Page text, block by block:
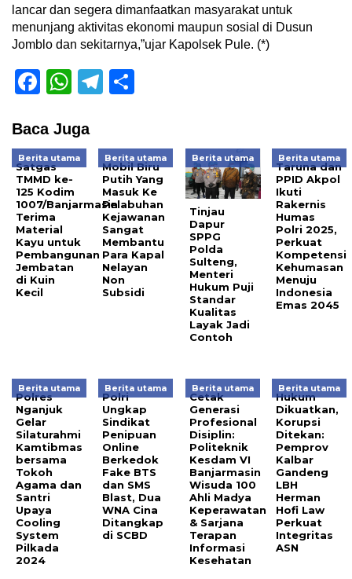
lancar dan segera dimanfaatkan masyarakat untuk
menunjang aktivitas ekonomi maupun sosial di Dusun
Jomblo dan sekitarnya,”ujar Kapolsek Pule. (*)
Facebook
WhatsApp
Telegram
Baca Juga
Berita utama
Satgas
TMMD ke-
125 Kodim
1007/Banjarmasin
Terima
Material
Kayu untuk
Pembangunan
Jembatan
di Kuin
Kecil
Berita utama
Mobil Biru
Putih Yang
Masuk Ke
Pelabuhan
Kejawanan
Sangat
Membantu
Para Kapal
Nelayan
Non
Subsidi
Berita utama
Tinjau
Dapur
SPPG
Polda
Sulteng,
Menteri
Hukum Puji
Standar
Kualitas
Layak Jadi
Contoh
Berita utama
Taruna dan
PPID Akpol
Ikuti
Rakernis
Humas
Polri 2025,
Perkuat
Kompetensi
Kehumasan
Menuju
Indonesia
Emas 2045
Berita utama
Polres
Nganjuk
Gelar
Silaturahmi
Kamtibmas
bersama
Tokoh
Agama dan
Santri
Upaya
Cooling
System
Pilkada
2024
Berita utama
Polri
Ungkap
Sindikat
Penipuan
Online
Berkedok
Fake BTS
dan SMS
Blast, Dua
WNA Cina
Ditangkap
di SCBD
Berita utama
Cetak
Generasi
Profesional
Disiplin:
Politeknik
Kesdam VI
Banjarmasin
Wisuda 100
Ahli Madya
Keperawatan
& Sarjana
Terapan
Informasi
Kesehatan
Berita utama
Hukum
Dikuatkan,
Korupsi
Ditekan:
Pemprov
Kalbar
Gandeng
LBH
Herman
Hofi Law
Perkuat
Integritas
ASN